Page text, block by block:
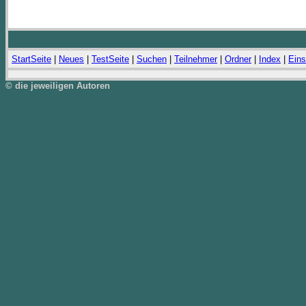
StartSeite Neues TestSeite Suchen Teilnehmer| Ordner| Index
© die jeweiligen Autoren